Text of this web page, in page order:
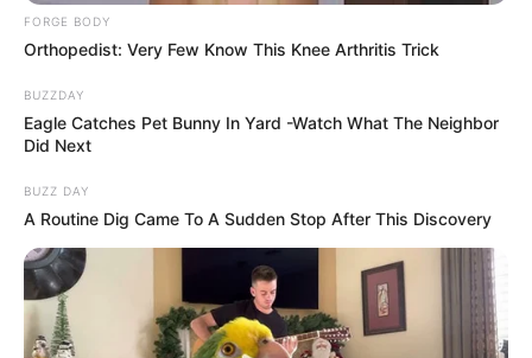
FORGE BODY
Orthopedist: Very Few Know This Knee Arthritis Trick
BUZZDAY
Eagle Catches Pet Bunny In Yard -Watch What The Neighbor
Did Next
BUZZ DAY
A Routine Dig Came To A Sudden Stop After This Discovery